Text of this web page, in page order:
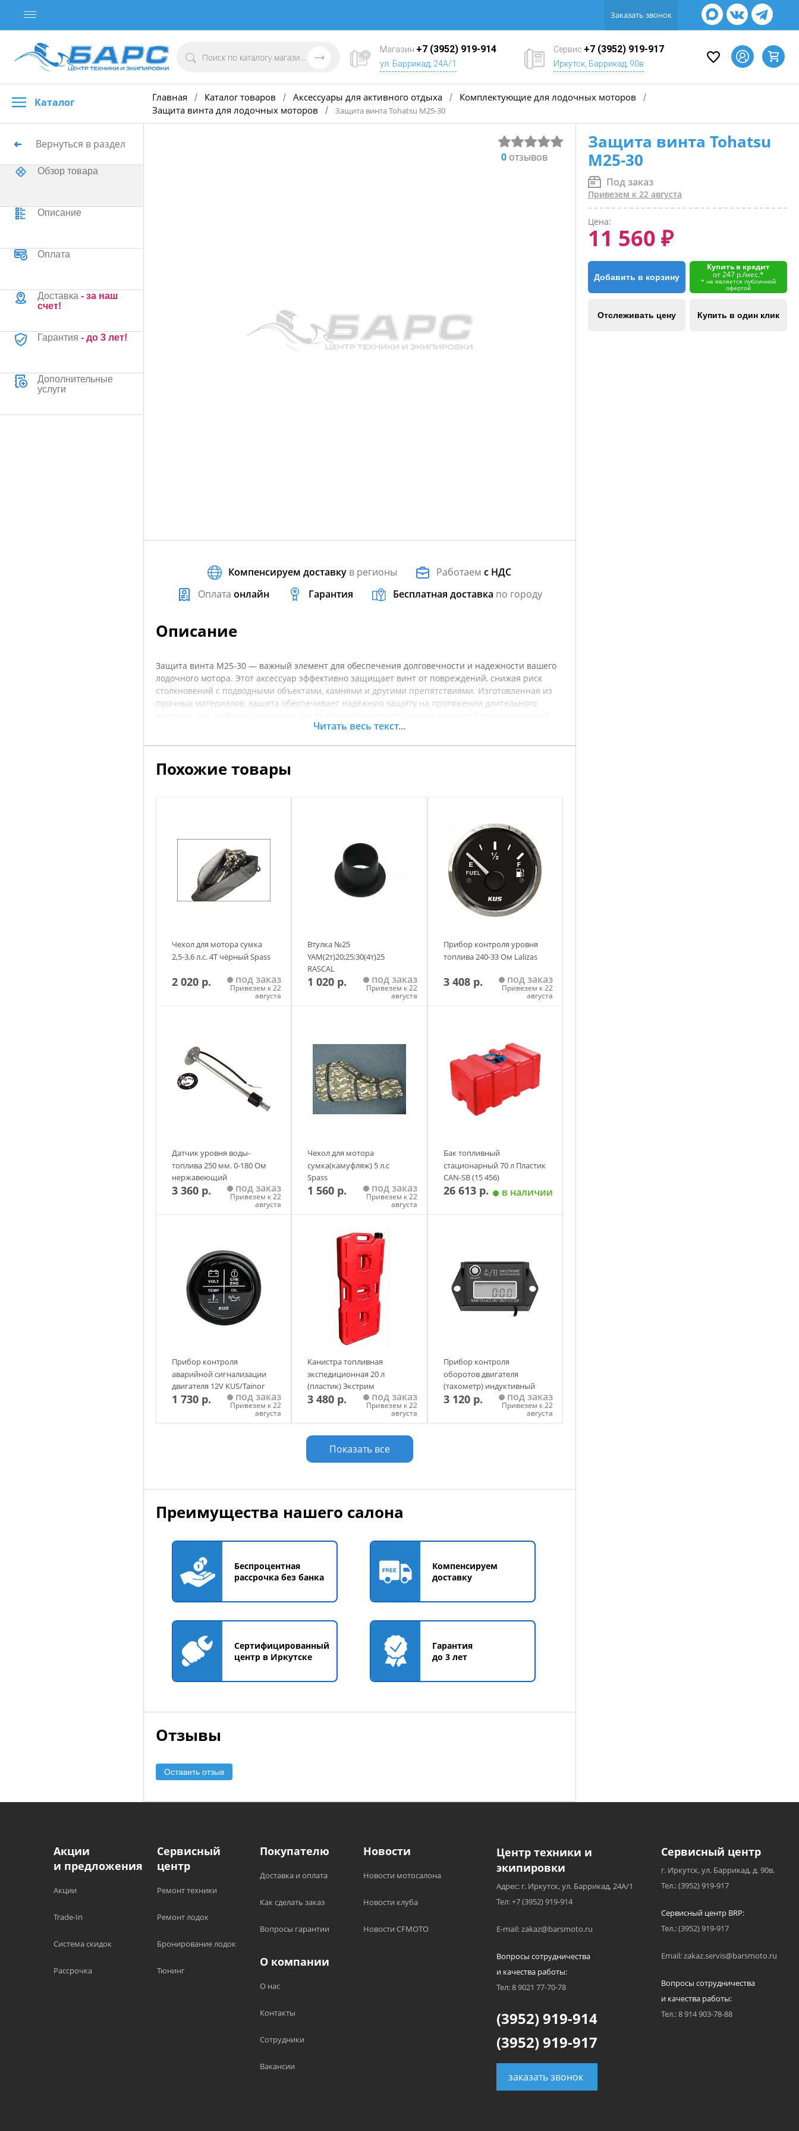
Заказать звонок
Магазин +7 (3952) 919-914
ул. Баррикад, 24А/1
Сервис +7 (3952) 919-917
Иркутск, Баррикад, 90в
Каталог Главная / Каталог товаров / Аксессуары для активного отдыха / Комплектующие для лодочных моторов
/
Защита винта для лодочных моторов
/ Защита винта Tohatsu М25-30
Вернуться в раздел
Обзор товара
Описание
Оплата
Доставка - за наш
счет!
Гарантия - до 3 лет!
Дополнительные
услуги
0отзывов
Компенсируем доставку в регионы Работаемс НДС
Оплата онлайн Гарантия Бесплатная доставка по городу
Описание
Защита винта M25-30 — важный элемент для обеспечения долговечности и надежности вашего
лодочного мотора. Этот аксессуар эффективно защищает винт от повреждений, снижая риск
столкновений с подводными объектами, камнями и другими препятствиями. Изготовленная из
прочных материалов, защита обеспечивает надежную защиту на протяжении длительного
защиты проста и не требует специальных навыков, что позволяет быстро и без усилий
характеристики товара, чтобы удостовериться в его совместимости с вашей моделью мотора.
Читать весь текст...
Похожие товары
Чехол для мотора сумка
2,5-3,6 л.с. 4Т чёрный Spass
2 020 р. под заказ
Привезем к 22
августа
Втулка №25
YAM(2т)20;25;30(4т)25
RASCAL
1 020 р. под заказ
Привезем к 22
августа
Прибор контроля уровня
топлива 240-33 Ом Lalizas
3 408 р. под заказ
Привезем к 22
августа
Датчик уровня воды-
топлива 250 мм. 0-180 Ом
нержавеющий
3 360 р. под заказ
Привезем к 22
августа
Чехол для мотора
сумка(камуфляж) 5 л.с
Spass
1 560 р. под заказ
Привезем к 22
августа
Добавить в корзину
Бак топливный
стационарный 70 л Пластик
CAN-SB (15 456)
26 613 р. в наличии
Прибор контроля
аварийной сигнализации
двигателя 12V KUS/Tainor
черный
1 730 р. под заказ
Привезем к 22
августа
Канистра топливная
экспедиционная 20 л
(пластик) Экстрим
(Красный)
3 480 р. под заказ
Привезем к 22
августа
Добавить в корзину
Прибор контроля
оборотов двигателя
(тахометр) индуктивный
черный
3 120 р. под заказ
Привезем к 22
августа
Показать все
Преимущества нашего салона
Беспроцентная
рассрочка без банка
Компенсируем
доставку
Сертифицированный
центр в Иркутске
Гарантия
до 3 лет
Отзывы
Оставить отзыв
Защита винта Tohatsu
М25-30
Под заказ
Привезем к 22 августа
Цена:
11 560 ₽
Добавить в корзину
Купить в кредит
от 247 р./мес.*
* не является публичной
офертой
Отслеживать цену Купить в один клик
Акции
и предложения
Акции
Trade-In
Система скидок
Рассрочка
Сервисный
центр
Ремонт техники
Ремонт лодок
Бронирование лодок
Тюнинг
Покупателю
Доставка и оплата
Как сделать заказ
Вопросы гарантии
Новости
Новости мотосалона
Новости клуба
Новости CFMOTO
О компании
О нас
Контакты
Сотрудники
Вакансии
Центр техники и
экипировки
Адрес: г. Иркутск, ул. Баррикад, 24А/1
Тел: +7 (3952) 919-914
E-mail: zakaz@barsmoto.ru
Вопросы сотрудничества
и качества работы:
Тел: 8 9021 77-70-78
(3952) 919-914
(3952) 919-917
заказать звонок
Сервисный центр
г. Иркутск, ул. Баррикад, д. 90в.
Тел.: (3952) 919-917
Сервисный центр BRP:
Тел.: (3952) 919-917
Email: zakaz.servis@barsmoto.ru
Вопросы сотрудничества
и качества работы:
Тел.: 8 914 903-78-88